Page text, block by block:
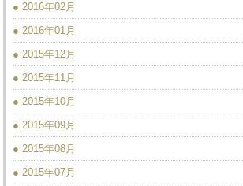
● 2016年02月
● 2016年01月
● 2015年12月
● 2015年11月
● 2015年10月
● 2015年09月
● 2015年08月
● 2015年07月